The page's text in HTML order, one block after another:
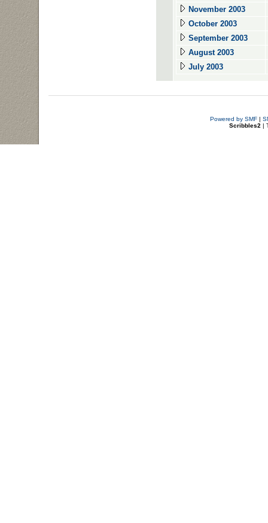
November 2003
October 2003
September 2003
August 2003
July 2003
Powered by SMF|
Scribbles2 |